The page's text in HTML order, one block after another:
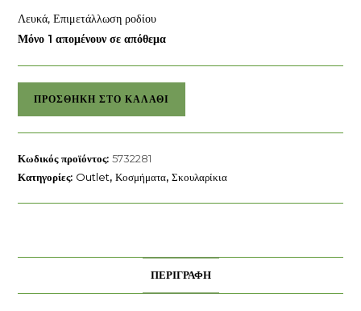
Λευκά, Επιμετάλλωση ροδίου
Μόνο 1 απομένουν σε απόθεμα
τρυπητά
σκουλαρίκια
Sublima
ΠΡΟΣΘΉΚΗ ΣΤΟ ΚΑΛΆΘΙ
Κωδικός προϊόντος:5732281
Κατηγορίες: Outlet,Κοσμήματα,Σκουλαρίκια
ΠΕΡΙΓΡΑΦΉ